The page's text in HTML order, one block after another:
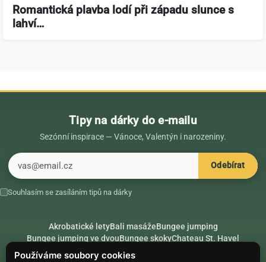
Používáme soubory cookies
Romantická plavba lodí při západu slunce s
lahví…
Tipy na dárky do e-mailu
Sezónní inspirace — Vánoce, Valentýn i narozeniny.
Odebírat
Souhlasím se zasíláním tipů na dárky
Akrobatické letyBali masážeBungee jumping
Bungee jumping ve dvouBungee skokyChateau St. Havel
Dárek k 18. narozeninám
Dárek k 40. narozeninám